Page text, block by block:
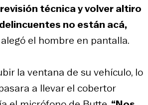
técnica y volver altiro
no están acá,
alegó el hombre en pantalla.
la ventana de su vehículo, lo
a llevar el cobertor